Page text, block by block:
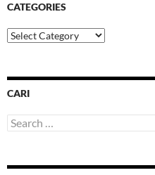
CATEGORIES
Categories
CARI
Search
for: